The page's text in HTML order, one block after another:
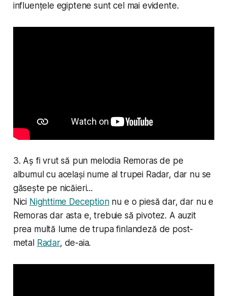
influențele egiptene sunt cel mai evidente.
3. Aș fi vrut să pun melodia Remoras de pe
albumul cu același nume al trupei Radar, dar nu se
găsește pe nicăieri...
Nici Nighttime Deceptionnu e o piesă dar, dar nu e
Remoras dar asta e, trebuie să pivotez. A auzit
prea multă lume de trupa finlandeză de post-
metal Radar, de-aia.